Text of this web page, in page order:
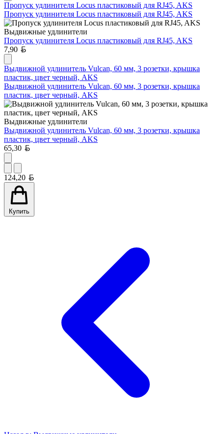
Пропуск удлинителя Locus пластиковый для RJ45, AKS
Пропуск удлинителя Locus пластиковый для RJ45, AKS
Выдвижные удлинители
Пропуск удлинителя Locus пластиковый для RJ45, AKS
7,90
Выдвижной удлинитель Vulcan, 60 мм, 3 розетки, крышка
пластик, цвет черный, AKS
Выдвижной удлинитель Vulcan, 60 мм, 3 розетки, крышка
пластик, цвет черный, AKS
Выдвижные удлинители
Выдвижной удлинитель Vulcan, 60 мм, 3 розетки, крышка
пластик, цвет черный, AKS
65,30
124,20
Купить